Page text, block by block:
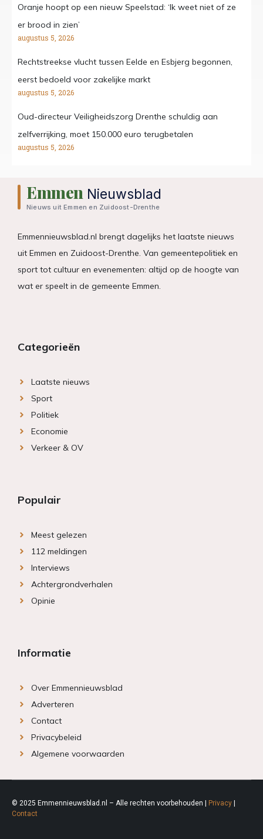
Oranje hoopt op een nieuw Speelstad: ‘Ik weet niet of ze
er brood in zien’
augustus 5, 2026
Rechtstreekse vlucht tussen Eelde en Esbjerg begonnen,
eerst bedoeld voor zakelijke markt
augustus 5, 2026
Oud-directeur Veiligheidszorg Drenthe schuldig aan
zelfverrijking, moet 150.000 euro terugbetalen
augustus 5, 2026
Emmen Nieuwsblad
Nieuws uit Emmen en Zuidoost-Drenthe
Emmennieuwsblad.nl brengt dagelijks het laatste nieuws
uit Emmen en Zuidoost-Drenthe. Van gemeentepolitiek en
sport tot cultuur en evenementen: altijd op de hoogte van
wat er speelt in de gemeente Emmen.
Categorieën
Laatste nieuws
Sport
Politiek
Economie
Verkeer & OV
Populair
Meest gelezen
112 meldingen
Interviews
Achtergrondverhalen
Opinie
Informatie
Over Emmennieuwsblad
Adverteren
Contact
Privacybeleid
Algemene voorwaarden
© 2025 Emmennieuwsblad.nl – Alle rechten voorbehouden | Privacy |
Contact